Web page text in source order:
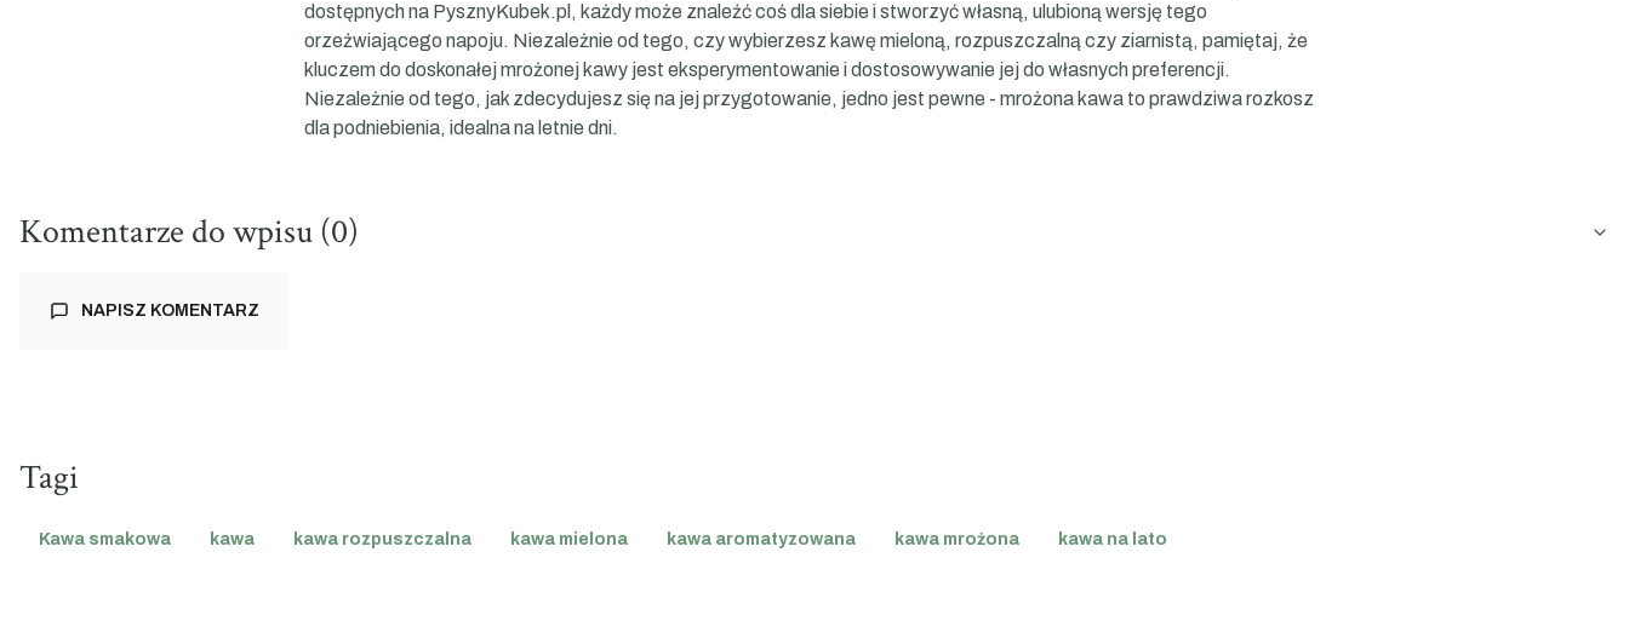
dostępnych na PysznyKubek.pl, każdy może znaleźć coś dla siebie i stworzyć własną, ulubioną wersję tego
orzeźwiającego napoju. Niezależnie od tego, czy wybierzesz kawę mieloną, rozpuszczalną czy ziarnistą, pamiętaj, że
kluczem do doskonałej mrożonej kawy jest eksperymentowanie i dostosowywanie jej do własnych preferencji.
Niezależnie od tego, jak zdecydujesz się na jej przygotowanie, jedno jest pewne - mrożona kawa to prawdziwa rozkosz
dla podniebienia, idealna na letnie dni.
Komentarze do wpisu (0)
NAPISZ KOMENTARZ
Tagi
Kawa smakowa kawa kawa rozpuszczalna kawa mielona kawa aromatyzowana kawa mrożona kawa na lato